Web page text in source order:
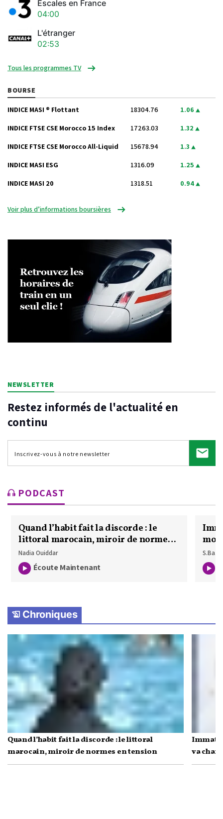
Escales en France
04:00
L'étranger
02:53
Tous les programmes TV
BOURSE
INDICE MASI ® Flottant 18304.76 1.06
INDICE FTSE CSE Morocco 15 Index 17263.03 1.32
INDICE FTSE CSE Morocco All-Liquid 15678.94 1.3
INDICE MASI ESG 1316.09 1.25
INDICE MASI 20 1318.51 0.94
Voir plus d’informations boursières
NEWSLETTER
Restez informés de l'actualité en
continu
PODCAST
Quand l’habit fait la discorde : le
littoral marocain, miroir de normes
en tension
Nadia Ouiddar
Écoute Maintenant
2027
S.Ba.
Chroniques
Quand l’habit fait la discorde : le littoral
marocain, miroir de normes en tension
va